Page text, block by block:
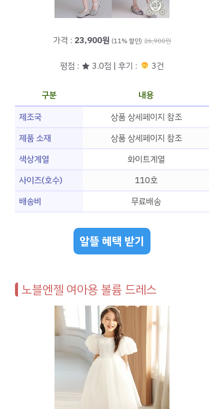
가격 : 23,900원 (11% 할인) 26,900원
평점 : ★ 3.0점 | 후기 : 3건
구분
내용
제조국
상품 상세페이지 참조
제품 소재
상품 상세페이지 참조
색상계열
화이트계열
사이즈(호수)
110호
배송비
무료배송
알뜰 혜택 받기
노블엔젤 여아용 볼륨 드레스